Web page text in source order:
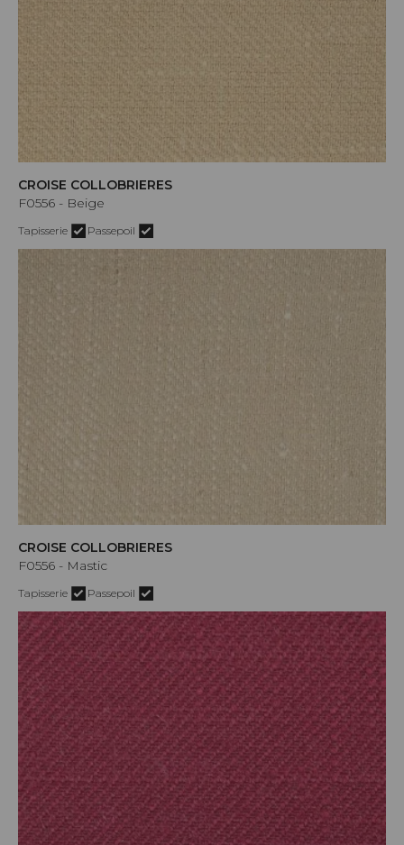
CROISE COLLOBRIERES
F0556 - Beige
Tapisserie Passepoil
CROISE COLLOBRIERES
F0556 - Mastic
Tapisserie Passepoil